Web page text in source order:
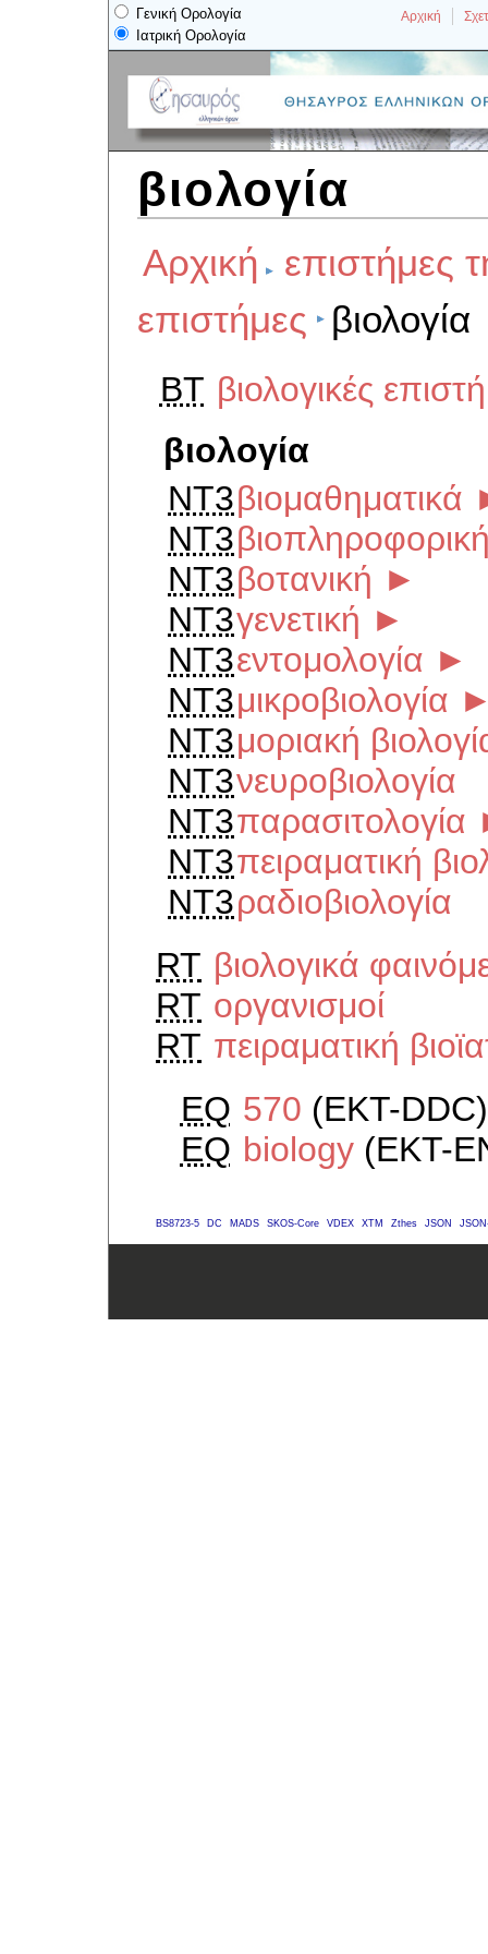
Γενική Ορολογία
Ιατρική Ορολογία
Αρχική
βιολογία
Αρχική
επιστήμες
επιστήμες
βιολογία
BT βιολογικές
βιολογία
NT3βιομαθηματικά
NT3
NT3βοτανική ►
NT3γενετική ►
NT3εντομολογία ►
NT3μικροβιολογία
NT3μοριακή
NT3νευροβιολογία
NT3παρασιτολογία
NT3πειραματική
NT3ραδιοβιολογία
RT βιολογικά
RT οργανισμοί
RT πειραματική
EQ 570 (EKT-DDC)
EQ biology(EKT-
BS8723-5 DC MADS SKOS-Core VDEX XTM Zthes JSON